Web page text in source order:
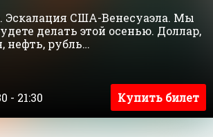
Эскалация США-Венесуаэла. Мы
делать этой осенью. Доллар,
нефть, рубль…
- 21:30
Купить билет